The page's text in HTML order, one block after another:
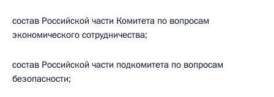
состав Российской части Комитета по вопросам
экономического сотрудничества;
состав Российской части подкомитета по вопросам
безопасности;